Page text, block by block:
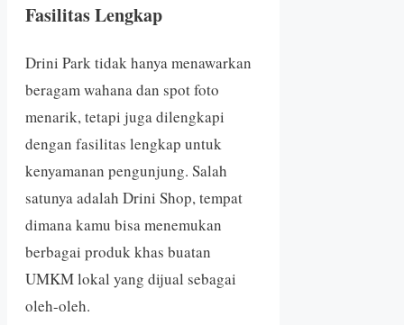
Fasilitas Lengkap
Drini Park tidak hanya menawarkan
beragam wahana dan spot foto
menarik, tetapi juga dilengkapi
dengan fasilitas lengkap untuk
kenyamanan pengunjung. Salah
satunya adalah Drini Shop, tempat
dimana kamu bisa menemukan
berbagai produk khas buatan
UMKM lokal yang dijual sebagai
oleh-oleh.